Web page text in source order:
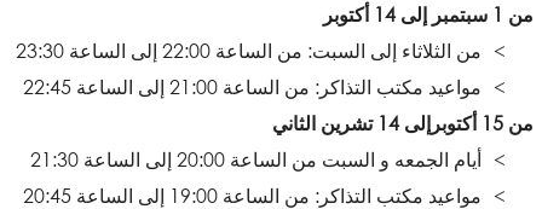
من 1 سبتمبر إلى 14 أكتوبر
من الثلاثاء إلى السبت: من الساعة 22:00 إلى الساعة 23:30
مواعيد مكتب التذاكر: من الساعة 21:00 إلى الساعة 22:45
من 15 أكتوبرإلى 14 تشرين الثاني
أيام الجمعه و السبت من الساعة 20:00 إلى الساعة 21:30
مواعيد مكتب التذاكر: من الساعة 19:00 إلى الساعة 20:45